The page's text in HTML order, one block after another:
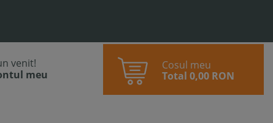
venit!
meu
Cosul meu
Total 0,00 RON